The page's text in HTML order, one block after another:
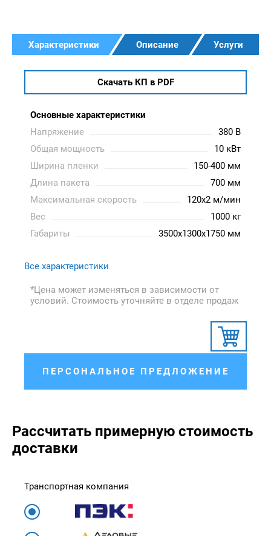
Характеристики Описание Услуги
Скачать КП в PDF
Основные характеристики
Напряжение
380 В
Общая мощность
10 кВт
Ширина пленки
150-400 мм
Длина пакета
700 мм
Максимальная скорость
120х2 м/мин
Вес
1000 кг
Габариты
3500x1300x1750 мм
Все характеристики
*Цена может изменяться в зависимости от
условий. Стоимость уточняйте в отделе продаж
ПЕРСОНАЛЬНОЕ ПРЕДЛОЖЕНИЕ
Рассчитать примерную стоимость
доставки
Транспортная компания